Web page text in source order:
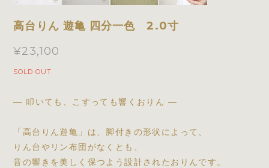
高台りん 遊亀 四分一色 2.0寸
¥23,100
SOLD OUT
― 叩いても、こすっても響くおりん ―
「高台りん遊亀」は、脚付きの形状によって、
りん台やリン布団がなくとも、
音の響きを美しく保つよう設計されたおりんです。